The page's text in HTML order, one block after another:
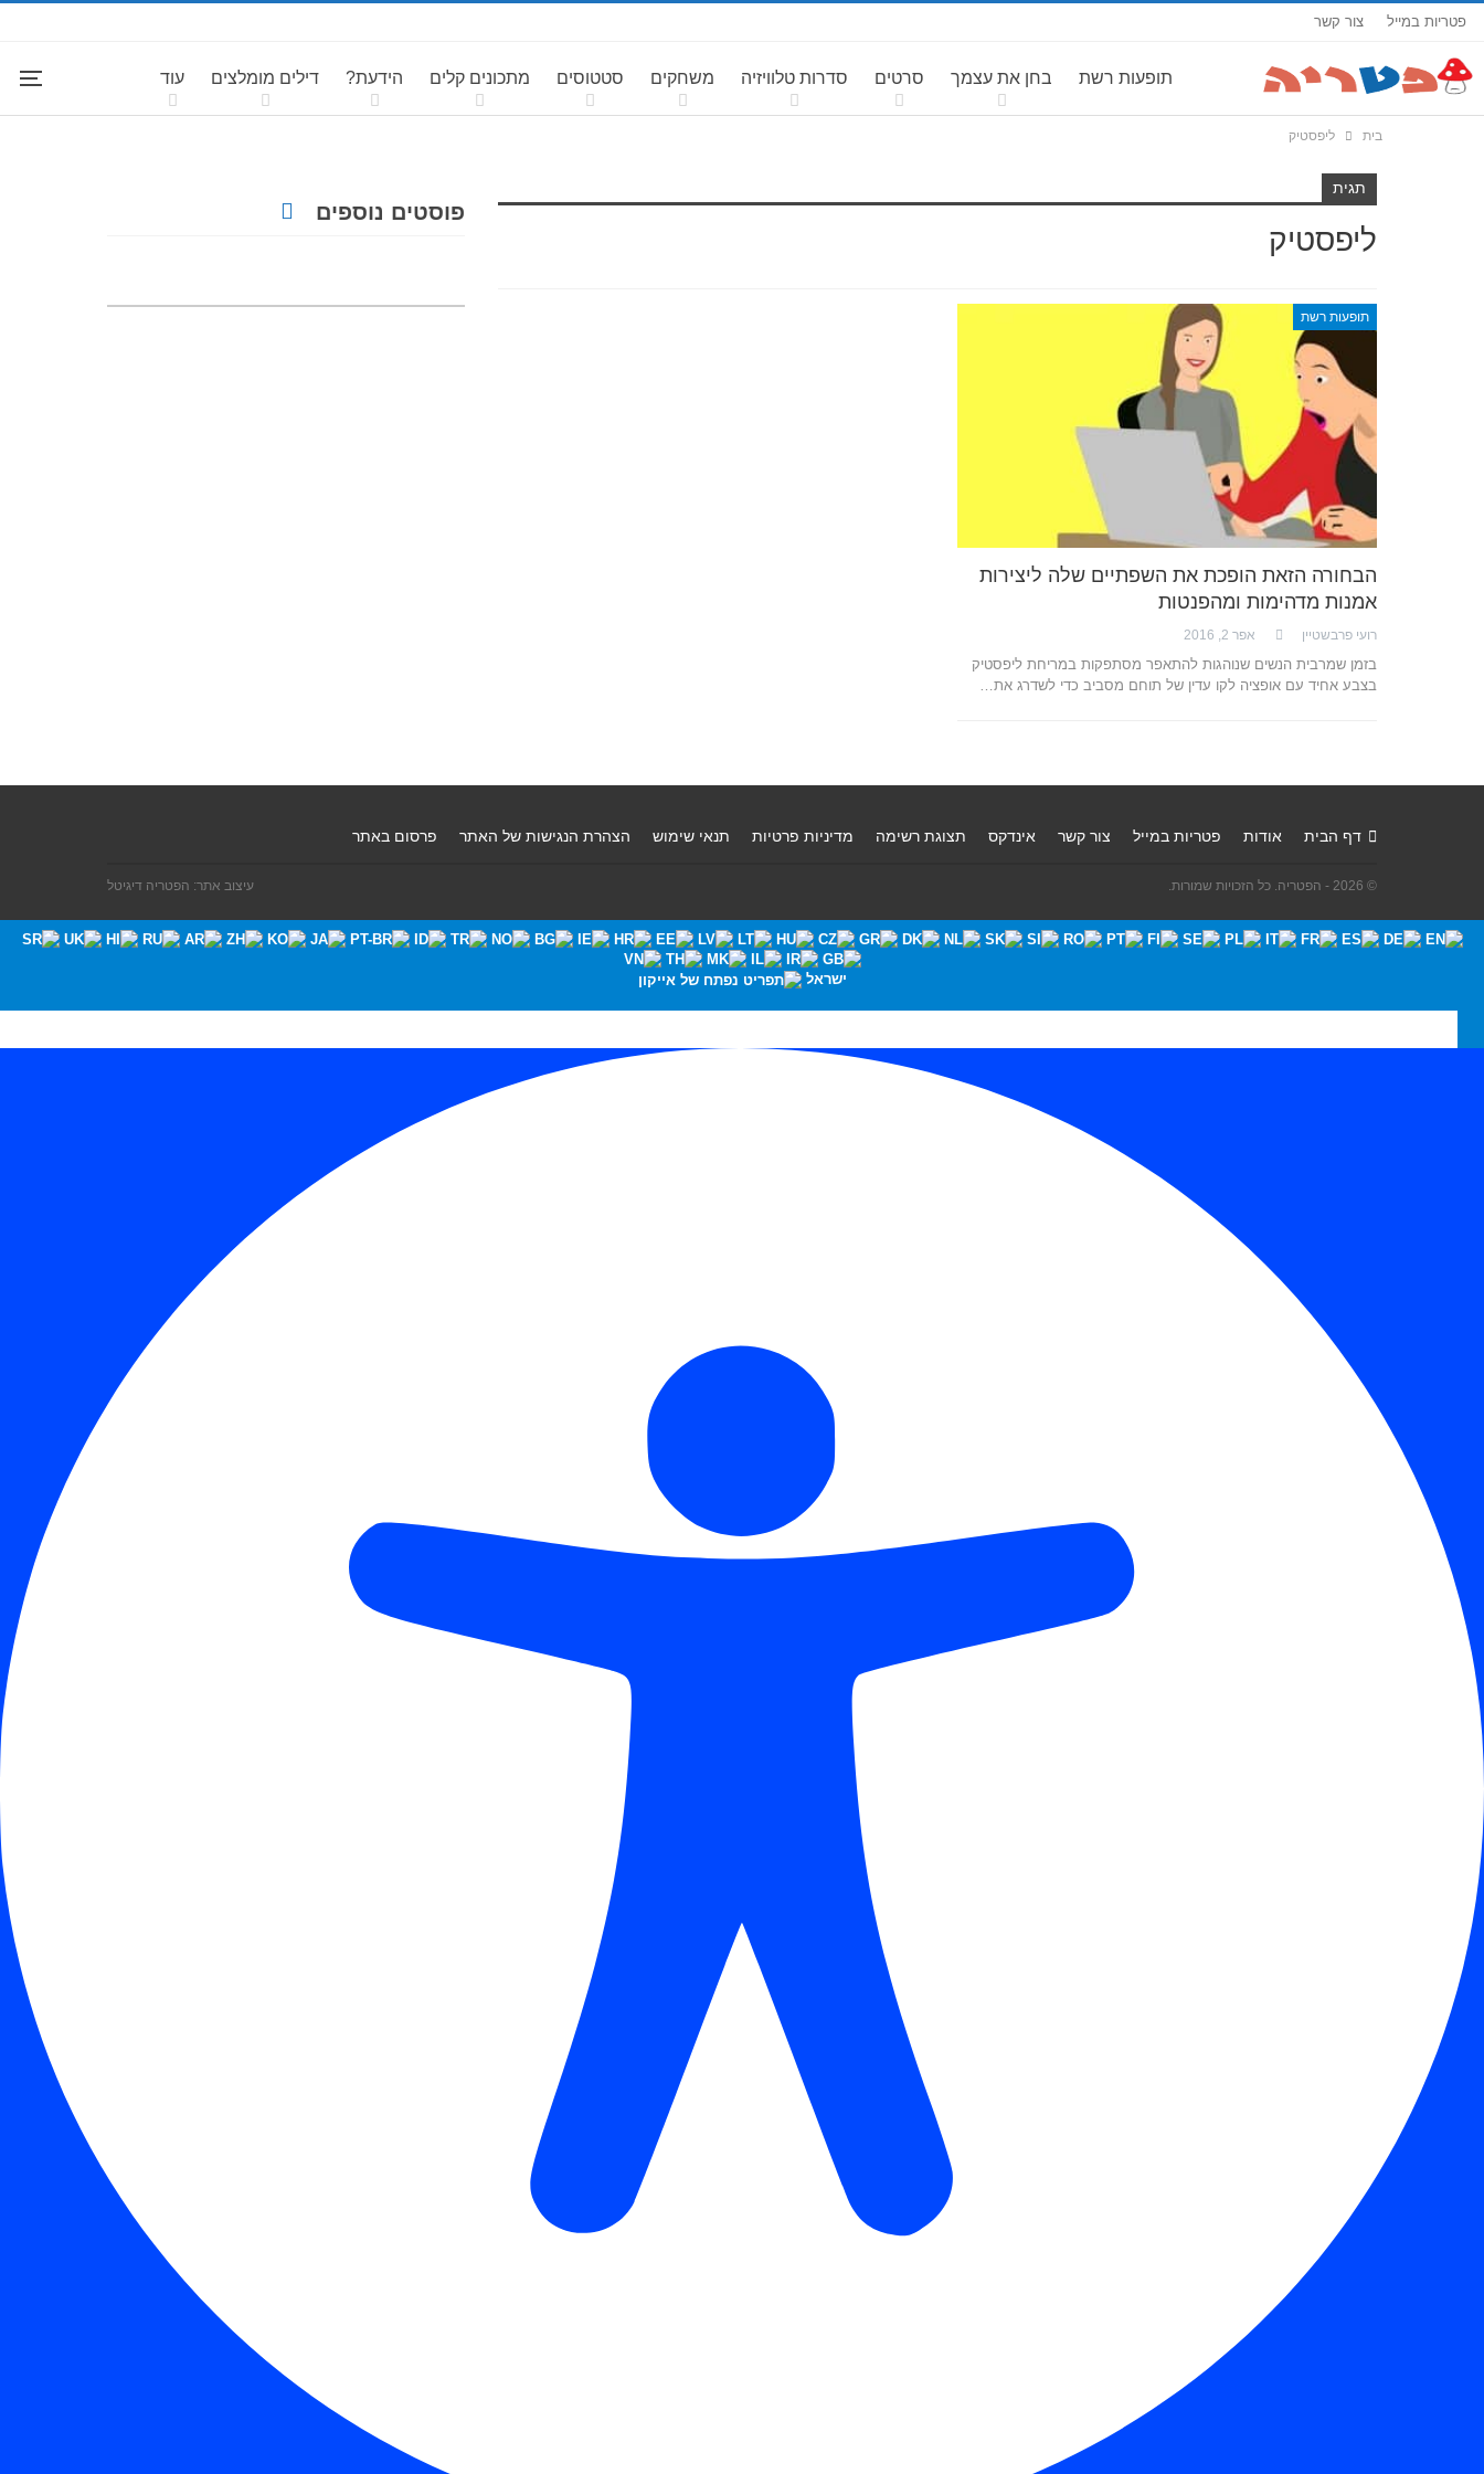
פטריות במייל צור קשר
תופעות רשת בחן את עצמך סרטים סדרות טלוויזיה משחקים סטטוסים מתכונים קלים הידעת? דילים מומלצים עוד
בית ליפסטיק
תגית
ליפסטיק
תופעות רשת
הבחורה הזאת הופכת את השפתיים שלה ליצירות
אמנות מדהימות ומהפנטות
רועי פרבשטיין אפר 2, 2016
בזמן שמרבית הנשים שנוהגות להתאפר מסתפקות במריחת ליפסטיק
בצבע אחיד עם אופציה לקו עדין של תוחם מסביב כדי לשדרג את…
פוסטים נוספים
דף הבית אודות פטריות במייל צור קשר אינדקס תצוגת רשימה מדיניות פרטיות תנאי שימוש הצהרת הנגישות של האתר פרסום באתר
© 2026 - הפטריה. כל הזכויות שמורות. עיצוב אתר: הפטריה דיגיטל
ישראל